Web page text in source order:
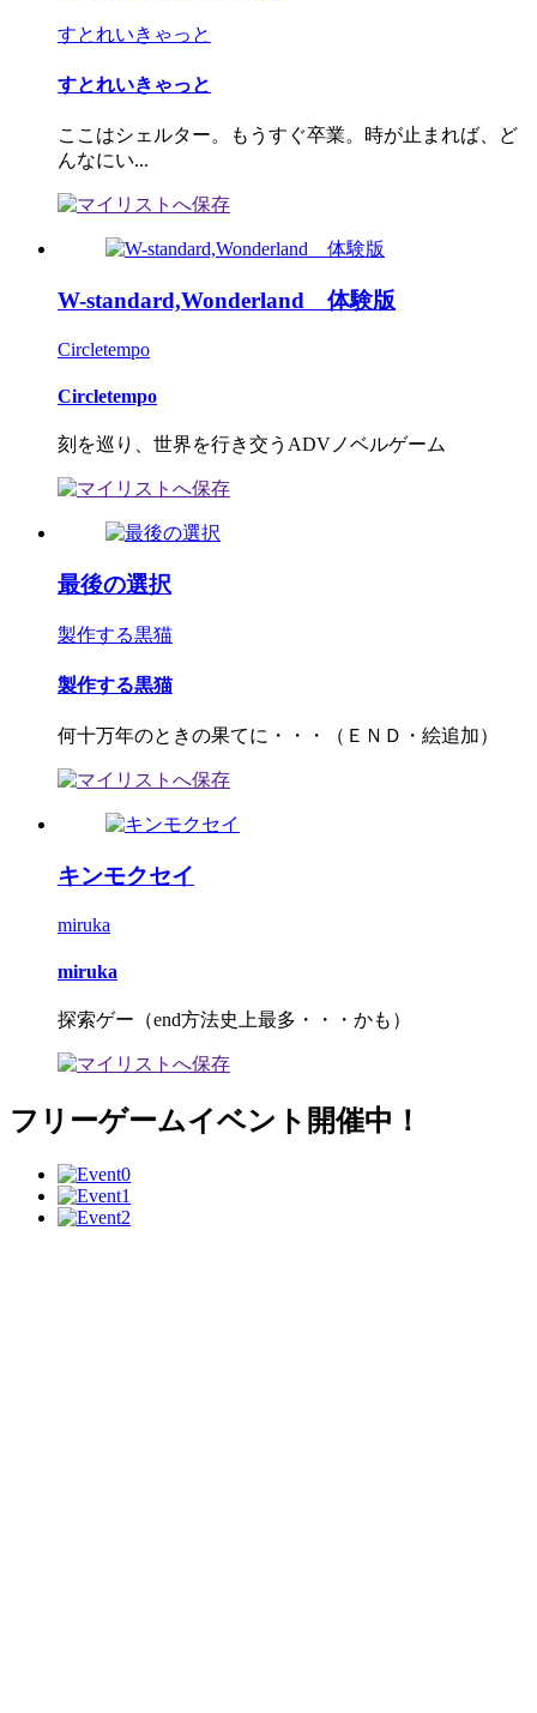
すとれいきゃっと
すとれいきゃっと
ここはシェルター。もうすぐ卒業。時が止まれば、ど
んなにい...
W-standard,Wonderland 体験版
Circletempo
Circletempo
刻を巡り、世界を行き交うADVノベルゲーム
最後の選択
製作する黒猫
製作する黒猫
何十万年のときの果てに・・・（ＥＮＤ・絵追加）
キンモクセイ
miruka
miruka
探索ゲー（end方法史上最多・・・かも）
フリーゲームイベント開催中！